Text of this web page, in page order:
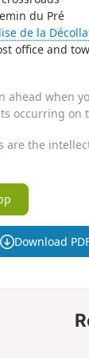
du Pré
de la
office and
ahead when
occurring on
are the
Download